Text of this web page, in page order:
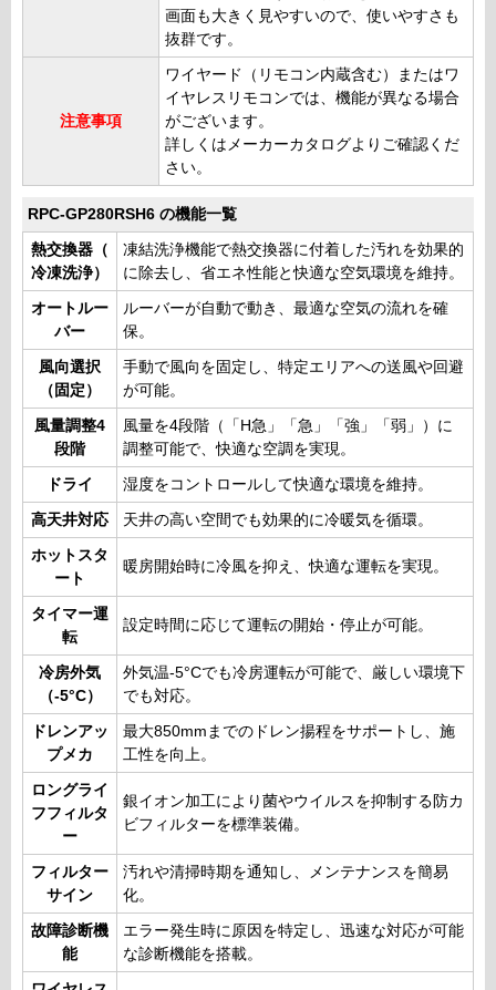
画面も大きく見やすいので、使いやすさも
抜群です。
注意事項
ワイヤード（リモコン内蔵含む）またはワ
イヤレスリモコンでは、機能が異なる場合
がございます。
詳しくはメーカーカタログよりご確認くだ
さい。
RPC-GP280RSH6 の機能一覧
熱交換器（
冷凍洗浄）
凍結洗浄機能で熱交換器に付着した汚れを効果的
に除去し、省エネ性能と快適な空気環境を維持。
オートルー
バー
ルーバーが自動で動き、最適な空気の流れを確
保。
風向選択
（固定）
手動で風向を固定し、特定エリアへの送風や回避
が可能。
風量調整4
段階
風量を4段階（「H急」「急」「強」「弱」）に
調整可能で、快適な空調を実現。
ドライ 湿度をコントロールして快適な環境を維持。
高天井対応 天井の高い空間でも効果的に冷暖気を循環。
ホットスタ
ート
暖房開始時に冷風を抑え、快適な運転を実現。
タイマー運
転
設定時間に応じて運転の開始・停止が可能。
冷房外気
（-5°C）
外気温-5°Cでも冷房運転が可能で、厳しい環境下
でも対応。
ドレンアッ
プメカ
最大850mmまでのドレン揚程をサポートし、施
工性を向上。
ロングライ
フフィルタ
ー
銀イオン加工により菌やウイルスを抑制する防カ
ビフィルターを標準装備。
フィルター
サイン
汚れや清掃時期を通知し、メンテナンスを簡易
化。
故障診断機
能
エラー発生時に原因を特定し、迅速な対応が可能
な診断機能を搭載。